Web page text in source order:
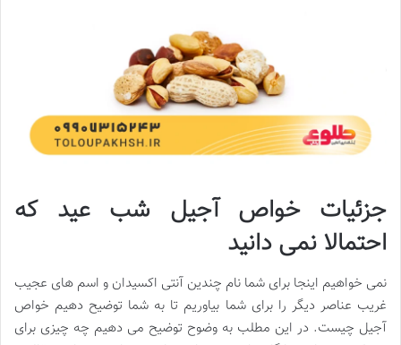
جزئیات خواص آجیل شب عید که
احتمالا نمی دانید
نمی خواهیم اینجا برای شما نام چندین آنتی اکسیدان و اسم های عجیب
غریب عناصر دیگر را برای شما بیاوریم تا به شما توضیح دهیم خواص
آجیل چیست. در این مطلب به وضوح توضیح می دهیم چه چیزی برای